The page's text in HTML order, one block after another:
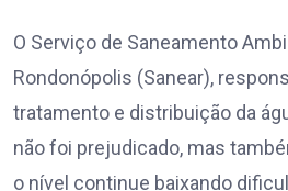
O Serviço de Saneamento
Rondonópolis (Sanear),
tratamento e distribuição da
não foi prejudicado, mas
o nível continue baixando